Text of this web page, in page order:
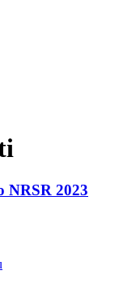
NRSR 2023